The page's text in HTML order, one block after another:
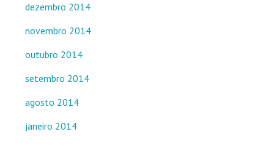
dezembro 2014
novembro 2014
outubro 2014
setembro 2014
agosto 2014
janeiro 2014